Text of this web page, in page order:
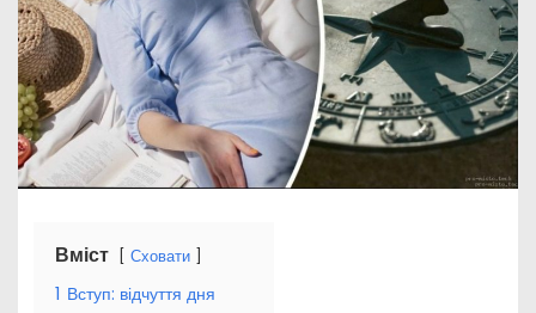
Вміст Сховати
1 Вступ: відчуття дня